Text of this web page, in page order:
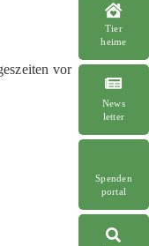
Tier
heime
News
letter
Spenden
portal
vor